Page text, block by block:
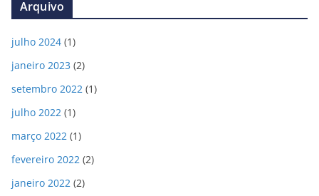
o
Arquivo
julho 2024 (1)
janeiro 2023 (2)
setembro 2022 (1)
julho 2022 (1)
março 2022 (1)
fevereiro 2022 (2)
janeiro 2022 (2)